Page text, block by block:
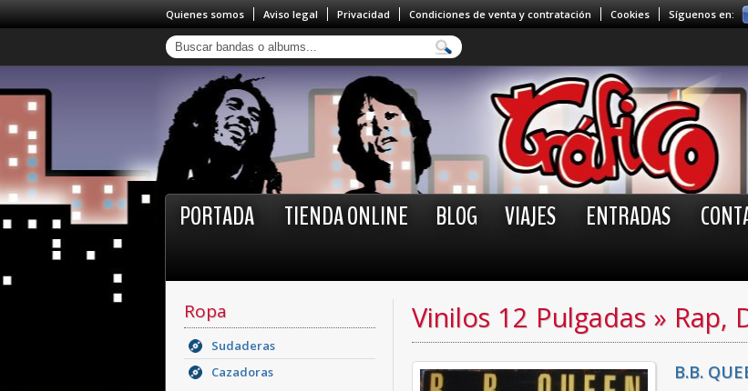
Quienes somos Aviso legal Privacidad Condiciones de venta y contratación Cookies Síguenos en:
PORTADA TIENDA ONLINE BLOG VIAJES ENTRADAS
Ropa
Sudaderas
Cazadoras
Vinilos 12 Pulgadas » Rap,
B.B.